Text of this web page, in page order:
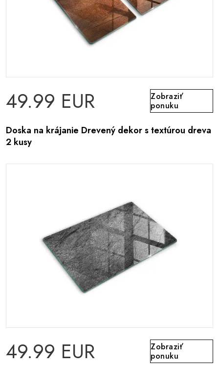
49.99 EUR
Zobraziť
ponuku
Doska na krájanie Drevený dekor s textúrou dreva
2 kusy
49.99 EUR
Zobraziť
ponuku